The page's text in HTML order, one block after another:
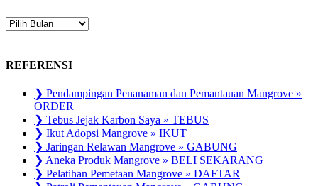
ARSIP
REFERENSI
❯ Pendampingan Penanaman dan Pemantauan Mangrove »
ORDER
❯ Tebus Jejak Karbon Saya » TEBUS
❯ Ikut Adopsi Mangrove » IKUT
❯ Jaringan Relawan Mangrove » GABUNG
❯ Aneka Produk Mangrove » BELI SEKARANG
❯ Pelatihan Pemetaan Mangrove » DAFTAR